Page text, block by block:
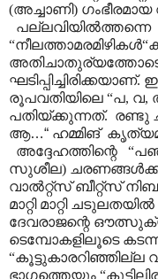
(അച്ചാണി)
അതിചാതുര്യത്തോടെ
രൂപവതിയിലെ “പ, വ,
പതിയ്ക്കുന്നത്. രണ്ടു
ആ…“ ഹമ്മിങ്
അദ്ദേഹത്തിന്റെ
സുശീല)
വാൽറ്റ്സ് ബീറ്റ്സ്
മാറ്റി മാറ്റി
ദേവരാജന്റെ
ടെമ്പോകളിലൂടെ
“കൂട്ടുകാരറിഞ്ഞില്ല
ഭാഗത്തെയും